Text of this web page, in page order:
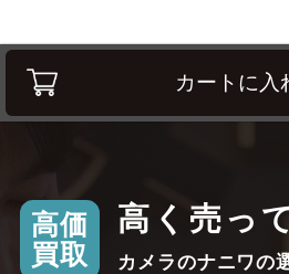
カートに入
高価
買取
高く売っ
カメラのナニワの